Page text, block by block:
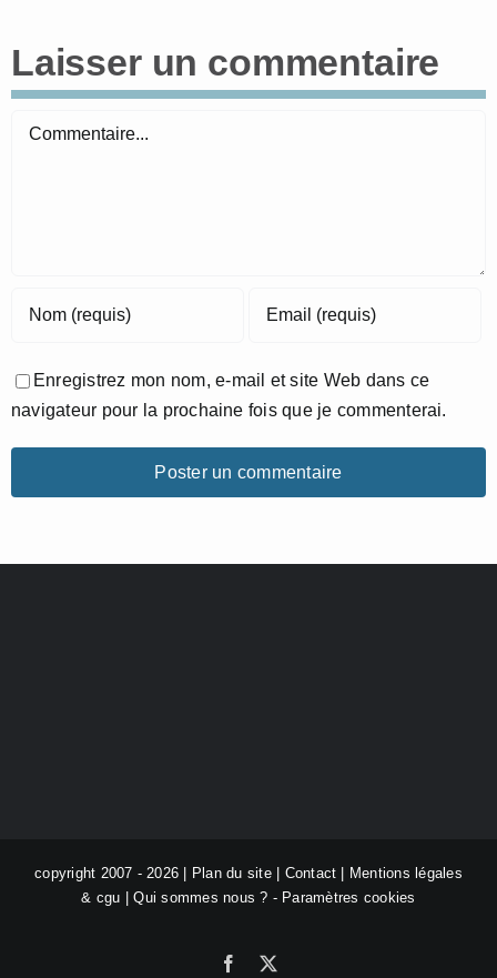
Laisser un commentaire
Commentaire
Enregistrez mon nom, e-mail et site Web dans ce
navigateur pour la prochaine fois que je commenterai.
copyright 2007 - 2026 | Plan du site| Contact
Mentions légales
& cgu |Qui sommes nous ? - Paramètres cookies
Facebook